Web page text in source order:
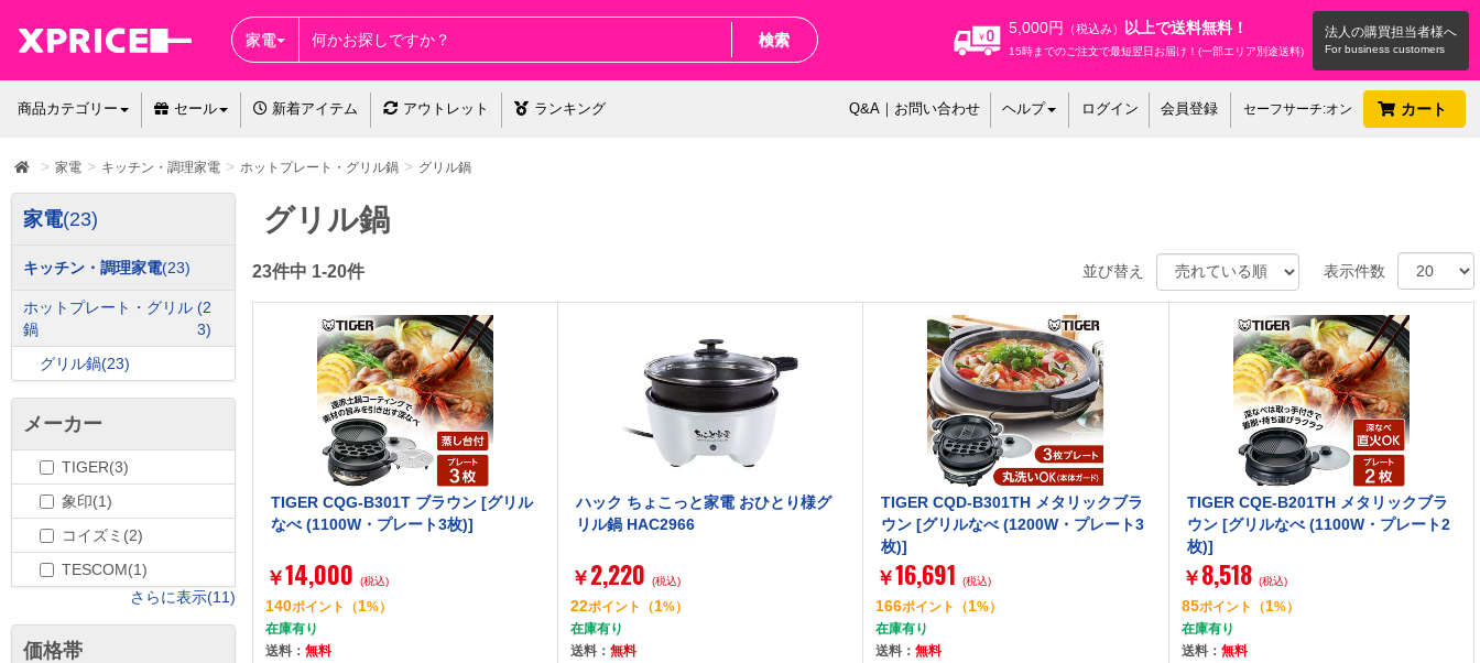
家電 検索 法人の購買担当者様へ
5,000円 （税込み） 以上で送料無料！
15時までのご注文で最短翌日お届け！(一部エリア別途送料)
商品カテゴリー セール 新着アイテム アウトレット ランキング Q&A｜お問い合わせ ヘルプ ログイン 会員登録 セーフサーチ:オン カート
グリル鍋
23件中 1-20件 並び替え 表示件数
TIGER CQG-B301T ブラウン [グリル
なべ (1100W・プレート3枚)]
￥14,000 (税込)
140ポイント （1%）
在庫有り
送料：無料
ハック ちょこっと家電 おひとり様グ
リル鍋 HAC2966
￥ 2,220 (税込)
22ポイント （1%）
在庫有り
送料： 無料
TIGER CQD-B301TH メタリックブラ
ウン [グリルなべ (1200W・プレート3
枚)]
￥16,691 (税込)
166ポイント （1%）
在庫有り
送料：無料
TIGER CQE-B201TH メタリックブラ
ウン [グリルなべ (1100W・プレート2
枚)]
￥ 8,518 (税込)
85ポイント （1%）
在庫有り
送料： 無料
家電(23)
キッチン・調理家電(23)
ホットプレート・グリル
鍋
(2
3)
グリル鍋(23)
メーカー
TIGER(3)
象印(1)
コイズミ(2)
TESCOM(1)
さらに表示(11)
価格帯
家電 キッチン・調理家電 ホットプレート・グリル鍋 グリル鍋